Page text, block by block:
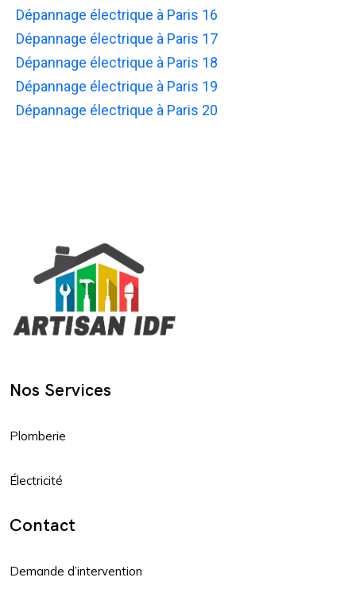
Dépannage électrique à Paris 16
Dépannage électrique à Paris 17
Dépannage électrique à Paris 18
Dépannage électrique à Paris 19
Dépannage électrique à Paris 20
Nos Services
Plomberie
Électricité
Contact
Demande d’intervention